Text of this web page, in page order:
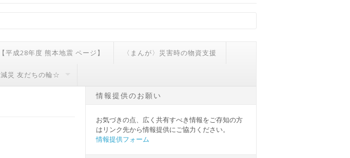
【平成28年度 熊本地震 ページ】 〈まんが〉災害時の物資支援
減災 友だちの輪☆
情報提供のお願い
お気づきの点、広く共有すべき情報をご存知の方
はリンク先から情報提供にご協力ください。
情報提供フォーム